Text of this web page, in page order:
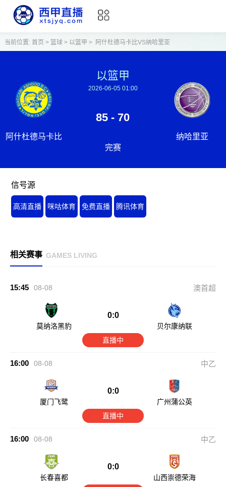
当前位置: 首页 > 篮球> 以篮甲 > 阿什杜德马卡比VS纳哈里亚
阿什杜德马卡比
以篮甲
2026-06-05 01:00
85 - 70
完赛
纳哈里亚
信号源
高清直播 咪咕体育 免费直播 腾讯体育
相关赛事 GAMES LIVING
15:45 08-08 澳首超
莫纳洛黑豹
0:0
贝尔康纳联
直播中
16:00 08-08 中乙
厦门飞鹭
0:0
广州蒲公英
直播中
16:00 08-08 中乙
长春喜都
0:0
山西崇德荣海